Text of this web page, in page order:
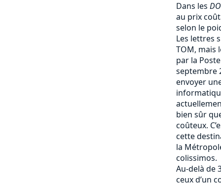
Dans les
au prix
selon le
Les lettres
TOM, mais
par la
septembre
envoyer
bien sûr
coûteux.
cette
la
colissimos.
Au-delà de
ceux d’un